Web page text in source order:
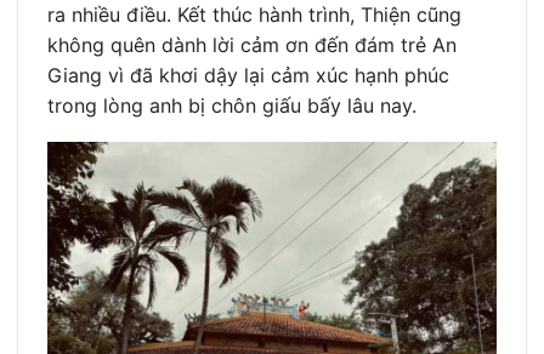
ra nhiều điều. Kết thúc hành trình, Thiện cũng
không quên dành lời cảm ơn đến đám trẻ An
Giang vì đã khơi dậy lại cảm xúc hạnh phúc
trong lòng anh bị chôn giấu bấy lâu nay.